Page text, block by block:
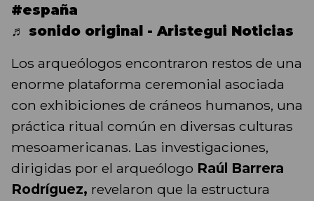
#españa
♬ sonido original - Aristegui Noticias
Los arqueólogos encontraron restos de una
enorme plataforma ceremonial asociada
con exhibiciones de cráneos humanos, una
práctica ritual común en diversas culturas
mesoamericanas. Las investigaciones,
dirigidas por el arqueólogo Raúl Barrera
Rodríguez, revelaron que la estructura